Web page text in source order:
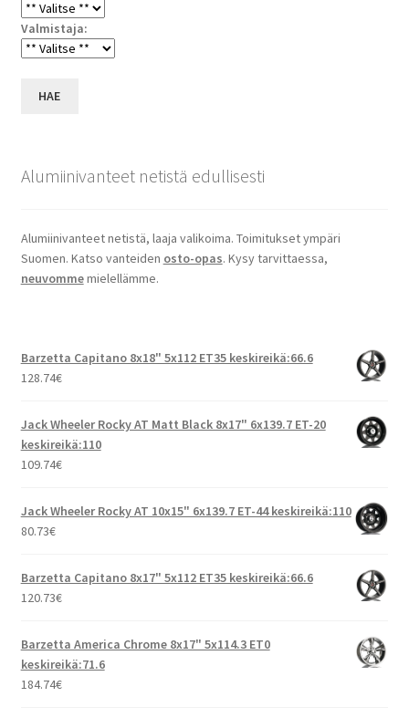
Valmistaja:
HAE
Alumiinivanteet netistä edullisesti
Alumiinivanteet netistä, laaja valikoima. Toimitukset ympäri
Suomen. Katso vanteiden osto-opas. Kysy tarvittaessa,
neuvommemielellämme.
Barzetta Capitano 8x18" 5x112 ET35 keskireikä:66.6
128.74€
Jack Wheeler Rocky AT Matt Black 8x17" 6x139.7 ET-20
keskireikä:110
109.74€
Jack Wheeler Rocky AT 10x15" 6x139.7 ET-44 keskireikä:110
80.73€
Barzetta Capitano 8x17" 5x112 ET35 keskireikä:66.6
120.73€
Barzetta America Chrome 8x17" 5x114.3 ET0
keskireikä:71.6
184.74€